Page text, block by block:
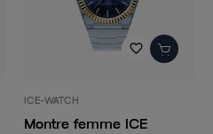
favorite_border
ICE-WATCH
Montre femme ICE